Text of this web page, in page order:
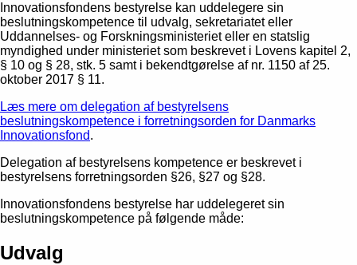
Innovationsfondens bestyrelse kan uddelegere sin
beslutningskompetence til udvalg, sekretariatet eller
Uddannelses- og Forskningsministeriet eller en statslig
myndighed under ministeriet som beskrevet i Lovens kapitel 2,
§ 10 og § 28, stk. 5 samt i bekendtgørelse af nr. 1150 af 25.
oktober 2017 § 11.
Læs mere om delegation af bestyrelsens
beslutningskompetence i forretningsorden for Danmarks
Innovationsfond.
Delegation af bestyrelsens kompetence er beskrevet i
bestyrelsens forretningsorden §26, §27 og §28.
Innovationsfondens bestyrelse har uddelegeret sin
beslutningskompetence på følgende måde:
Udvalg